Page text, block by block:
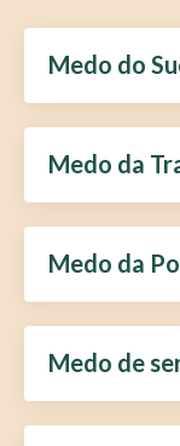
Medo do
Medo da
Medo da
Medo de